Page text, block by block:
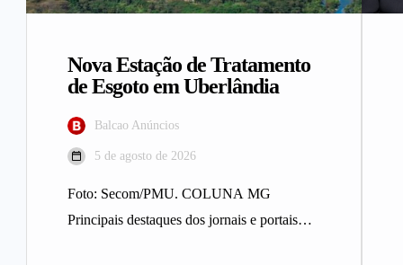
Nova Estação de Tratamento
de Esgoto em Uberlândia
Balcao Anúncios
5 de agosto de 2026
Foto: Secom/PMU. COLUNA MG
Principais destaques dos jornais e portais